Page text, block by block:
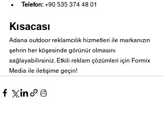
Telefon: +90 535 374 48 01
Kısacası
Adana outdoor reklamcılık hizmetleri ile markanızın
şehrin her köşesinde görünür olmasını
sağlayabilirsiniz. Etkili reklam çözümleri için Formix
Media ile iletişime geçin!